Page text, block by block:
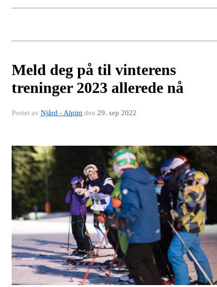
Meld deg på til vinterens
treninger 2023 allerede nå
Postet av Njård - Alpint den 29. sep 2022